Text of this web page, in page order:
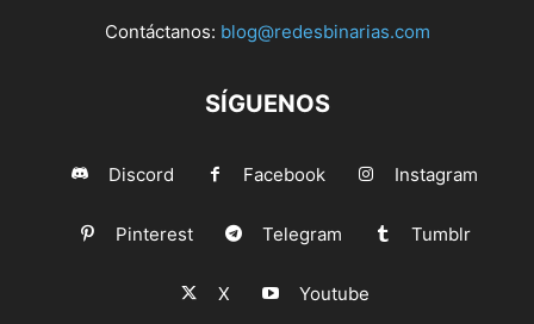
Contáctanos: blog@redesbinarias.com
SÍGUENOS
Discord Facebook Instagram
Pinterest Telegram Tumblr
X Youtube